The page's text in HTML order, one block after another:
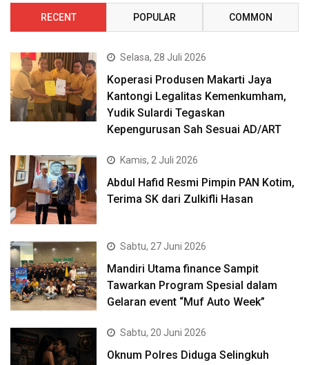
RECENT POPULAR COMMON
Selasa, 28 Juli 2026
Koperasi Produsen Makarti Jaya
Kantongi Legalitas Kemenkumham,
Yudik Sulardi Tegaskan
Kepengurusan Sah Sesuai AD/ART
Kamis, 2 Juli 2026
Abdul Hafid Resmi Pimpin PAN Kotim,
Terima SK dari Zulkifli Hasan
Sabtu, 27 Juni 2026
Mandiri Utama finance Sampit
Tawarkan Program Spesial dalam
Gelaran event “Muf Auto Week”
Sabtu, 20 Juni 2026
Oknum Polres Diduga Selingkuh